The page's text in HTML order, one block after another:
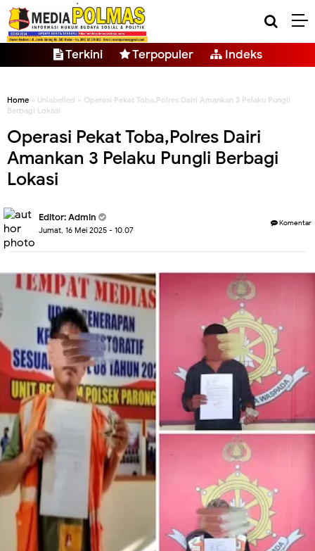
Terkini Terpopuler Indeks
Home » Unlabelled » Operasi Pekat Toba,Polres Dairi Amankan 3 Pelaku Pungli
Berbagi Lokasi
Operasi Pekat Toba,Polres Dairi
Amankan 3 Pelaku Pungli Berbagi
Lokasi
Editor: Admin
Jumat, 16 Mei 2025 - 10.07
Komentar